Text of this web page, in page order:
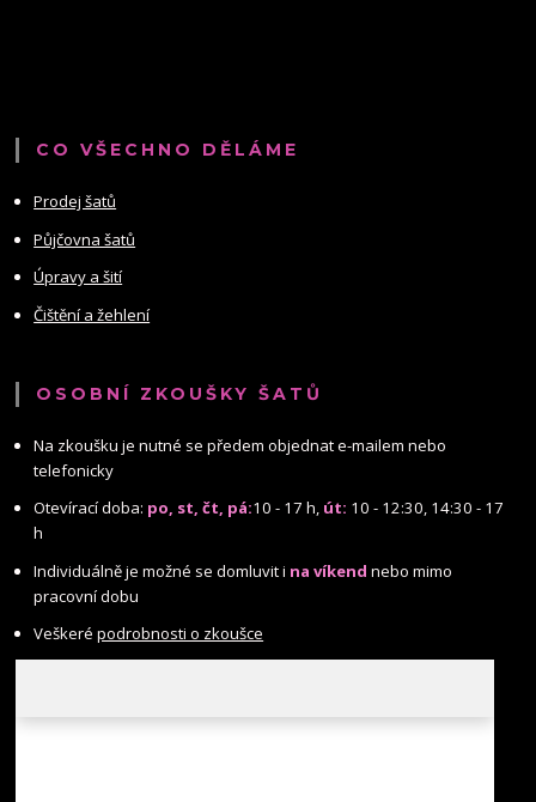
CO VŠECHNO DĚLÁME
Prodej šatů
Půjčovna šatů
Úpravy a šití
Čištění a žehlení
OSOBNÍ ZKOUŠKY ŠATŮ
Na zkoušku je nutné se předem objednat e-mailem nebo
telefonicky
Otevírací doba: po, st, čt, pá:10 - 17 h, út: 10 - 12:30, 14:30 - 17
h
Individuálně je možné se domluvit i na víkend nebo mimo
pracovní dobu
Veškerépodrobnosti o zkoušce